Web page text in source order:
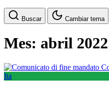
Buscar Cambiar tema
Mes: abril 2022
Ita